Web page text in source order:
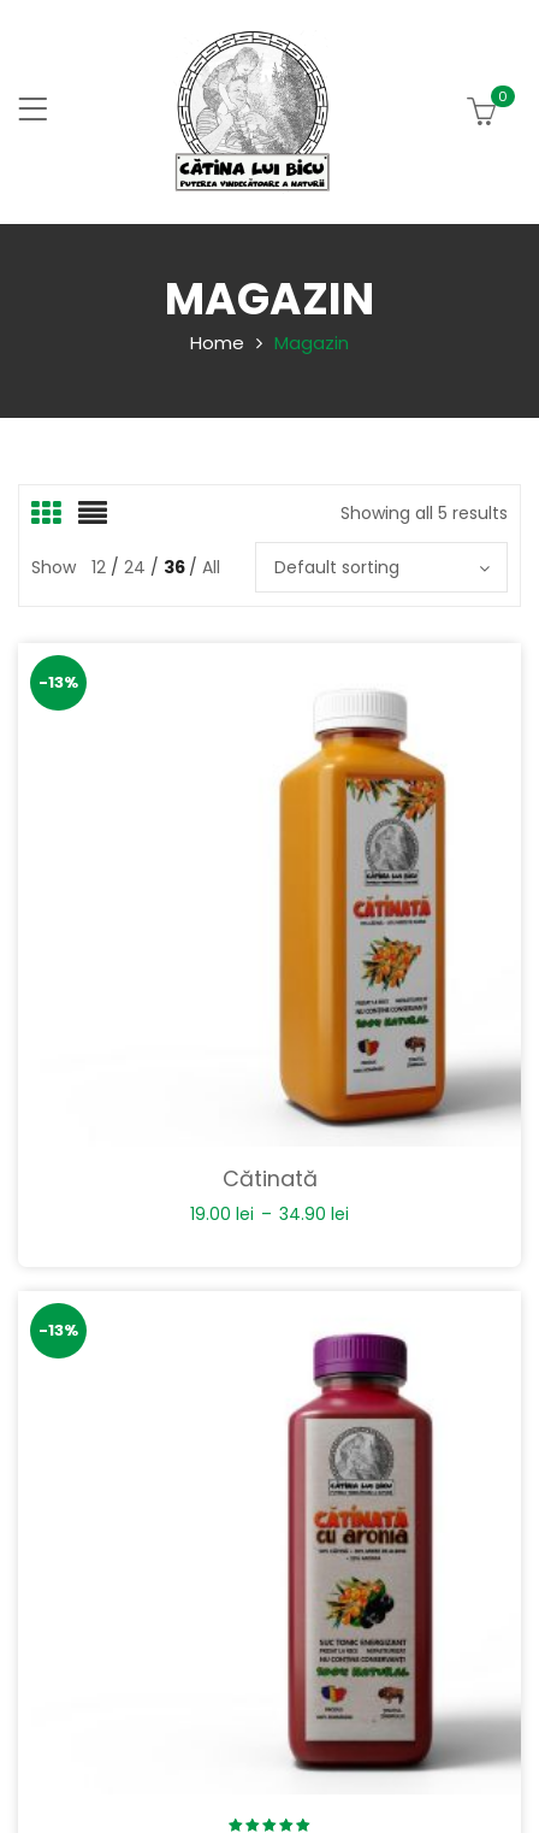
0
MAGAZIN
Home Magazin
Showing all 5 results
Show 12 24 36 All Default sorting
-13%
Cătinată
19.00 lei – 34.90 lei
-13%